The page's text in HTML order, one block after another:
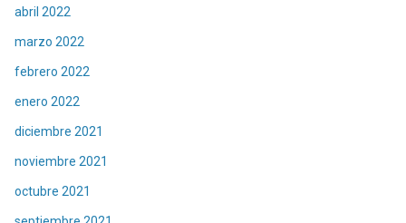
abril 2022
marzo 2022
febrero 2022
enero 2022
diciembre 2021
noviembre 2021
octubre 2021